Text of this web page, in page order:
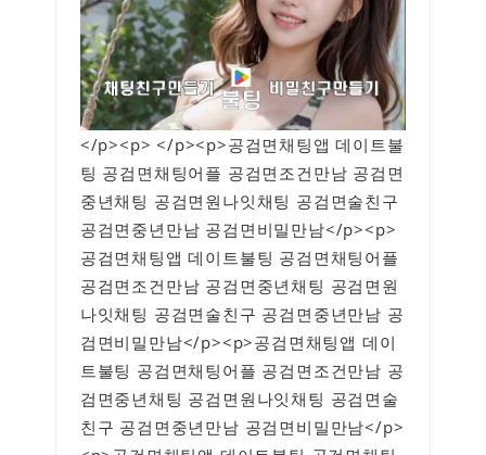
</p><p> </p><p>공검면채팅앱 데이트불
팅 공검면채팅어플 공검면조건만남 공검면
중년채팅 공검면원나잇채팅 공검면술친구
공검면중년만남 공검면비밀만남</p><p>
공검면채팅앱 데이트불팅 공검면채팅어플
공검면조건만남 공검면중년채팅 공검면원
나잇채팅 공검면술친구 공검면중년만남 공
검면비밀만남</p><p>공검면채팅앱 데이
트불팅 공검면채팅어플 공검면조건만남 공
검면중년채팅 공검면원나잇채팅 공검면술
친구 공검면중년만남 공검면비밀만남</p>